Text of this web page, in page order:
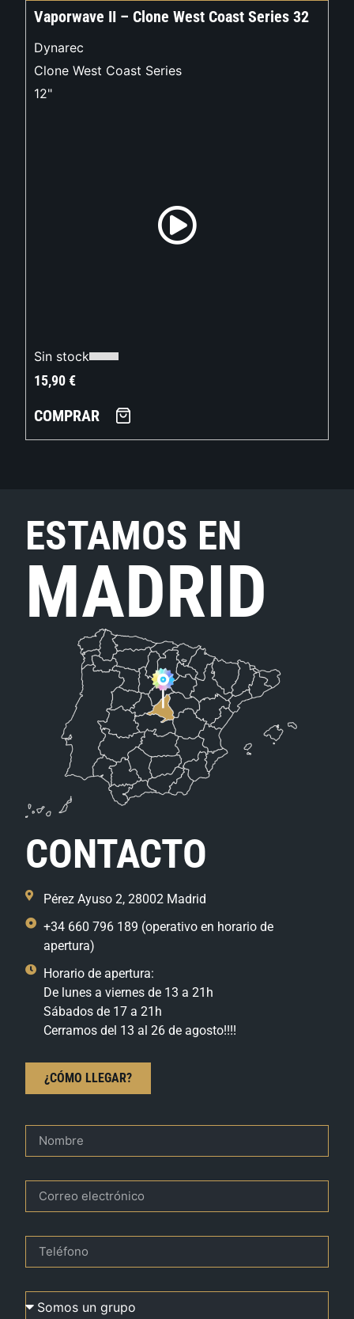
Vaporwave II – Clone West Coast Series 32
Dynarec
Clone West Coast Series
12"
Sin stock
15,90€
COMPRAR
ESTAMOS EN
MADRID
CONTACTO
Pérez Ayuso 2, 28002 Madrid
+34 660 796 189 (operativo en horario de
apertura)
Horario de apertura:
De lunes a viernes de 13 a 21h
Sábados de 17 a 21h
Cerramos del 13 al 26 de agosto!!!!
¿CÓMO LLEGAR?